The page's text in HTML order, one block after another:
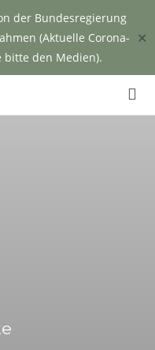
der Bundesregierung
(Aktuelle Corona-
bitte den Medien).
✕